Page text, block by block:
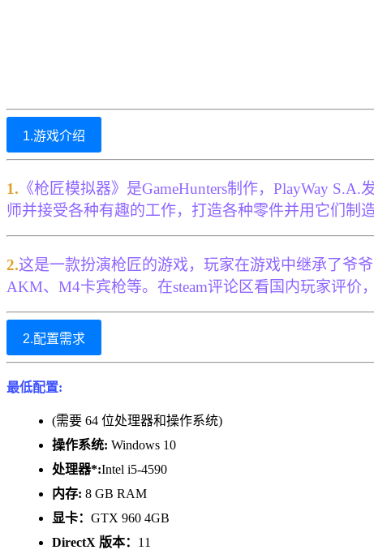
1.游戏介绍
1. 《枪匠模拟器》是GameHunters制作，PlayWay
师并接受各种有趣的工作，打造各种零件并用它们制
2.这是一款扮演枪匠的游戏，玩家在游戏中继承了爷
AKM、M4卡宾枪等。在steam评论区看国内玩家评价
2.配置需求
最低配置:
(需要 64 位处理器和操作系统)
操作系统: Windows 10
处理器*:Intel i5-4590
内存: 8 GB RAM
显卡： GTX 960 4GB
DirectX 版本： 11